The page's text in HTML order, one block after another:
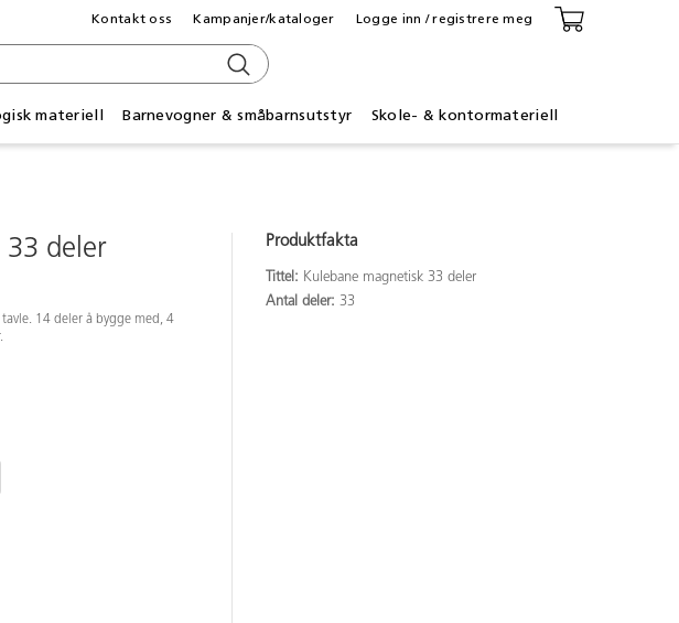
materiell Barnevogner & småbarnsutstyr Skole- & kontormateriell
Kontakt oss Kampanjer/kataloger Logge inn / registrere meg
33 deler
14 deler å bygge med, 4
Produktfakta
Tittel: Kulebane magnetisk 33 deler
Antal deler: 33